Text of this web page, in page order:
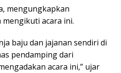
mengungkapkan
acara ini.
baju dan jajanan sendiri di
pendamping dari
acara ini,” ujar